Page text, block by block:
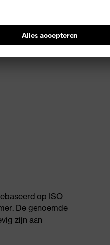
nm.
op ISO
De genoemde
zijn aan